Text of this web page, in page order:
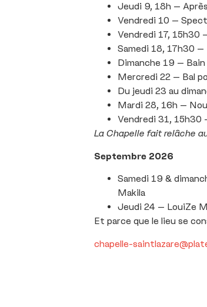
Jeudi 9, 18h –
Vendredi 10 –
Vendredi 17, 15h30
Samedi 18, 17h30 –
Dimanche 19 –
Mercredi 22 – Bal
Du jeudi 23 au
Mardi 28, 16h –
Vendredi 31, 15h30
La Chapelle fait relâche
Septembre 2026
Samedi 19 &
Makila
Jeudi 24 – LouiZe
Et parce que le lieu se
chapelle-